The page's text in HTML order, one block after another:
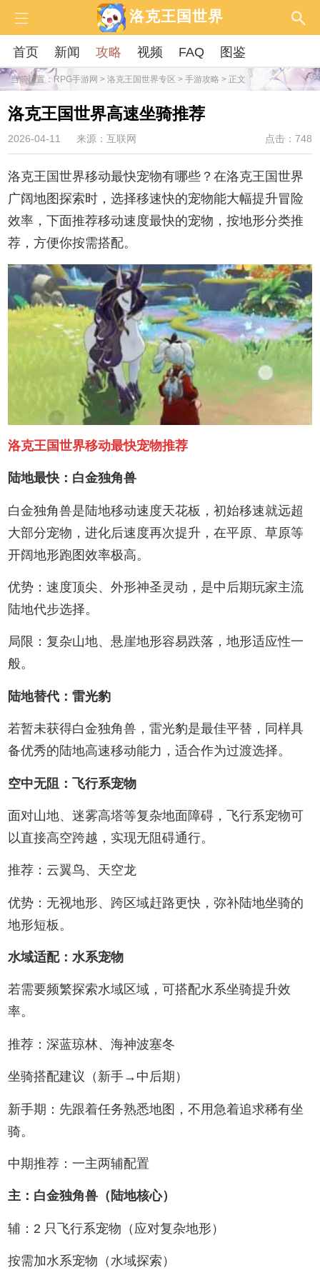
洛克王国世界
首页 新闻 攻略 视频 FAQ 图鉴
当前位置：RPG手游网 > 洛克王国世界专区 > 手游攻略 > 正文
洛克王国世界高速坐骑推荐
2026-04-11 来源：互联网 点击：748
洛克王国世界移动最快宠物有哪些？在洛克王国世界
广阔地图探索时，选择移速快的宠物能大幅提升冒险
效率，下面推荐移动速度最快的宠物，按地形分类推
荐，方便你按需搭配。
洛克王国世界移动最快宠物推荐
陆地最快：白金独角兽
白金独角兽是陆地移动速度天花板，初始移速就远超
大部分宠物，进化后速度再次提升，在平原、草原等
开阔地形跑图效率极高。
优势：速度顶尖、外形神圣灵动，是中后期玩家主流
陆地代步选择。
局限：复杂山地、悬崖地形容易跌落，地形适应性一
般。
陆地替代：雷光豹
若暂未获得白金独角兽，雷光豹是最佳平替，同样具
备优秀的陆地高速移动能力，适合作为过渡选择。
空中无阻：飞行系宠物
面对山地、迷雾高塔等复杂地面障碍，飞行系宠物可
以直接高空跨越，实现无阻碍通行。
推荐：云翼鸟、天空龙
优势：无视地形、跨区域赶路更快，弥补陆地坐骑的
地形短板。
水域适配：水系宠物
若需要频繁探索水域区域，可搭配水系坐骑提升效
率。
推荐：深蓝琼林、海神波塞冬
坐骑搭配建议（新手→中后期）
新手期：先跟着任务熟悉地图，不用急着追求稀有坐
骑。
中期推荐：一主两辅配置
主：白金独角兽（陆地核心）
辅：2 只飞行系宠物（应对复杂地形）
按需加水系宠物（水域探索）